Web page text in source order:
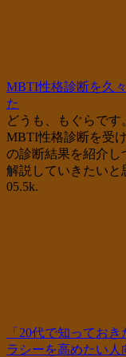
MBTI性格診断を久
た
どうも、もぐらです
MBTI性格診断を受
の診断結果を紹介し
解説していきたいと
05.5k.
「20代で知ってお
ラシーを高めたい人